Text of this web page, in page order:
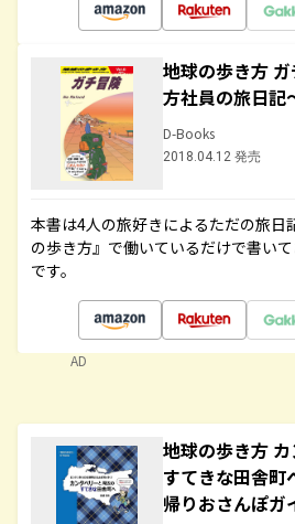
地球の歩き方
方社員の旅日記
D-Books
2018.04.12 発売
本書は4人の旅好きによるただの旅日
の歩き方』で働いているだけで書い
です。
AD
地球の歩き方
すてきな田舎町
帰りおさんぽガ